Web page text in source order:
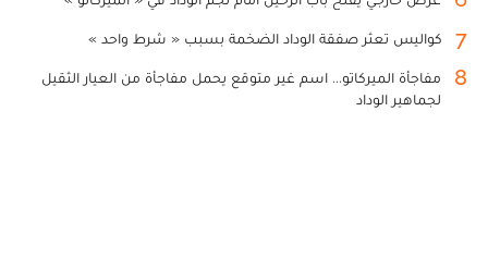
7 كواليس تعثر صفقة الوداد الضخمة بسبب « شرط واحد »
8
مفاجأة الميركاتو... اسم غير متوقع يحمل مفاجأة من العيار الثقيل
لجماهير الوداد